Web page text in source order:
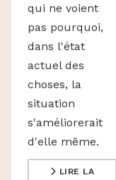
qui ne voient
pas pourquoi,
dans l'état
actuel des
choses, la
situation
s'améliorerait
d'elle même.
LIRE LA